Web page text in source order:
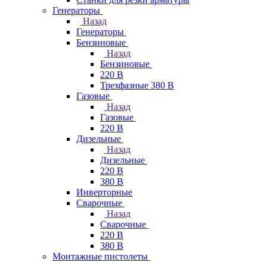
Генераторы
Назад
Генераторы
Бензиновые
Назад
Бензиновые
220 В
Трехфазные 380 В
Газовые
Назад
Газовые
220 В
Дизельные
Назад
Дизельные
220 В
380 В
Инверторные
Сварочные
Назад
Сварочные
220 В
380 В
Монтажные пистолеты